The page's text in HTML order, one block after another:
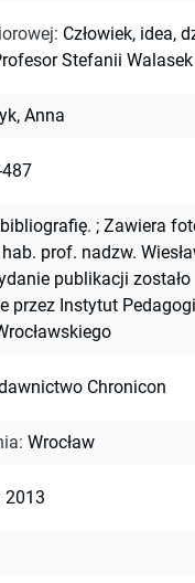
: Człowiek, idea,
Stefanii Walasek
Anna
; Zawiera
prof. nadzw.
publikacji zostało
przez Instytut
Chronicon
: Wrocław
2013